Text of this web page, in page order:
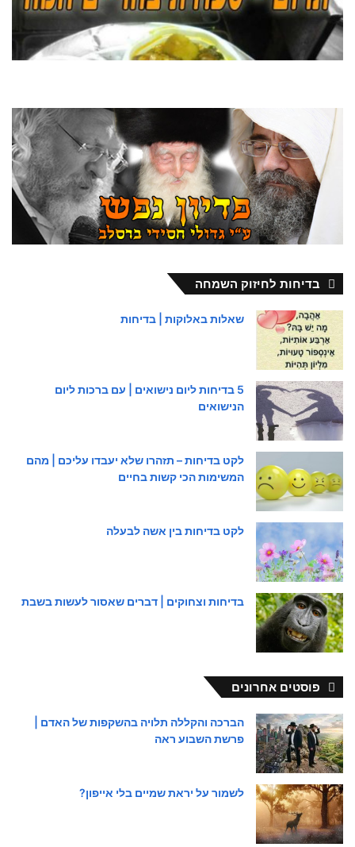
בדיחות לחיזוק השמחה
שאלות באלוקות | בדיחות
5 בדיחות ליום נישואים | עם ברכות ליום
הנישואים
לקט בדיחות – תזהרו שלא יעבדו עליכם | מהם
המשימות הכי קשות בחיים
לקט בדיחות בין אשה לבעלה
בדיחות וצחוקים | דברים שאסור לעשות בשבת
פוסטים אחרונים
הברכה והקללה תלויה בהשקפות של האדם |
פרשת השבוע ראה
לשמור על יראת שמיים בלי אייפון?